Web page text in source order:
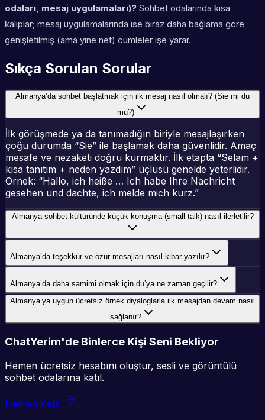
odaları, mesaj uygulamaları)? Sohbet odalarında kısa
kalıplar; mesaj uygulamalarında ise biraz daha bağlama göre
genişletilmiş (ama yine net) cümleler işe yarar.
Sıkça Sorulan Sorular
Almanya’da sohbet başlatmak için ilk mesaj nasıl olmalı? (Sie mi du
mu?)
İlk görüşmede ya da tanımadığın biriyle mesajlaşırken
çoğu durumda “Sie” ile başlamak daha güvenlidir. Amaç
mesafe ve nezaketi doğru kurmaktır. İlk etapta “Selam +
kısa tanıtım + neden yazdım” üçlüsü genelde yeterlidir.
Örnek: “Hallo, ich heiße … Ich habe Ihre Nachricht
gesehen und dachte, ich melde mich kurz.”
Almanya sohbet kültüründe küçük konuşma (small talk) nasıl ilerletilir?
Almanya’da teşekkür ve özür mesajları nasıl kibar yazılır?
Almanya’da daha samimi olmak için du’ya ne zaman geçilir?
Almanya’ya uygun ücretsiz örnek diyaloglarla ilk mesajdan devam nasıl
sağlanır?
ChatYerim'de Binlerce Kişi Seni Bekliyor
Hemen ücretsiz hesabını oluştur, sesli ve görüntülü
sohbet odalarına katıl.
Hemen Katıl